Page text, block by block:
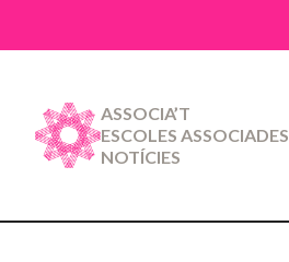
ASSOCIA’T
ESCOLES ASSOCIADES
NOTÍCIES